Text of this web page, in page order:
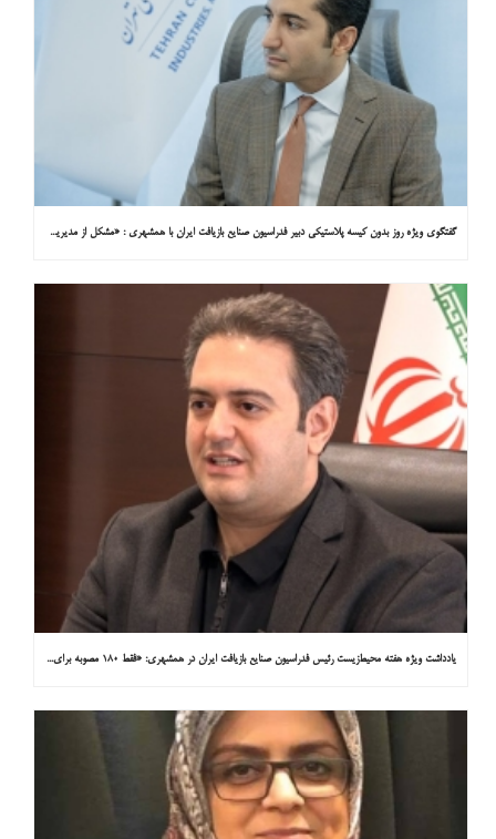
گفتگوی ویژه روز بدون کیسه پلاستیکی دبیر فدراسیون صنایع بازیافت ایران با همشهری : «مشکل از مدیریت پسماند پلاستیکی است، نه کیسه پلاستیکی»
یادداشت ویژه هفته محیط‌زیست رئیس فدراسیون صنایع بازیافت ایران در همشهری: «فقط ۱۸۰ مصوبه برای خارج کردن خودروهای فرسوده از خیابان‌ها»